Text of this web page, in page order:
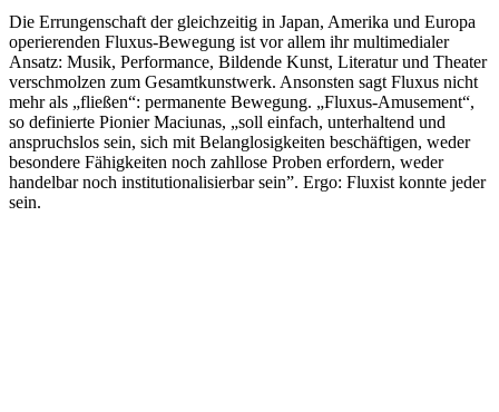
Die Errungenschaft der gleichzeitig in Japan, Amerika und Europa
operierenden Fluxus-Bewegung ist vor allem ihr multimedialer
Ansatz: Musik, Performance, Bildende Kunst, Literatur und Theater
verschmolzen zum Gesamtkunstwerk. Ansonsten sagt Fluxus nicht
mehr als „fließen“: permanente Bewegung. „Fluxus-Amusement“,
so definierte Pionier Maciunas, „soll einfach, unterhaltend und
anspruchslos sein, sich mit Belanglosigkeiten beschäftigen, weder
besondere Fähigkeiten noch zahllose Proben erfordern, weder
handelbar noch institutionalisierbar sein”. Ergo: Fluxist konnte jeder
sein.